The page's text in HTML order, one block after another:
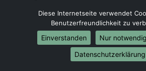
Umzug von Oberhausen nach
Umzüge-Deutschlandweit
Umzug von Oberhausen nach Berlin
Umzug von Oberhausen nach
Diese Internetseite verwendet
Benutzerfreundlichkeit zu
Einverstanden
Nur
Datenschutzerklärung